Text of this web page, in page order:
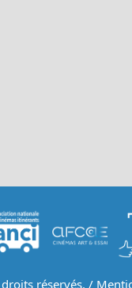
réservés. /